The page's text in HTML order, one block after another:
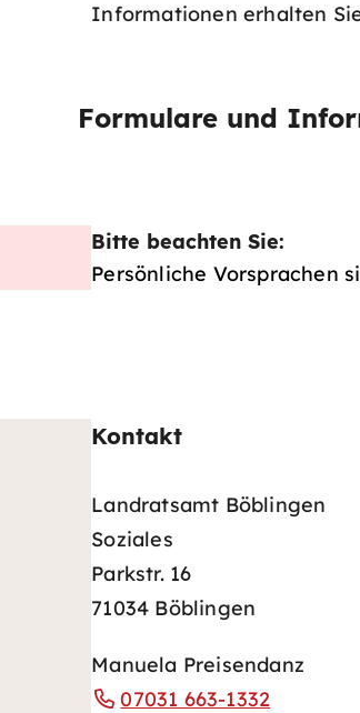
Informationen erhalten
Formulare und
Bitte beachten Sie:
Persönliche Vorsprachen
Kontakt
Landratsamt Böblingen
Soziales
Parkstr. 16
71034 Böblingen
Manuela Preisendanz
07031 663-1332